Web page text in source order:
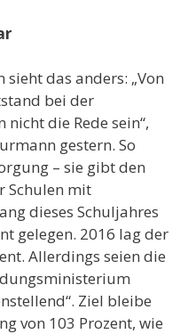
das anders: „Von
bei der
die Rede sein“,
gestern. So
– sie gibt den
Schulen mit
dieses Schuljahres
gelegen. 2016 lag der
Allerdings seien die
Ziel bleibe
von 103 Prozent, wie